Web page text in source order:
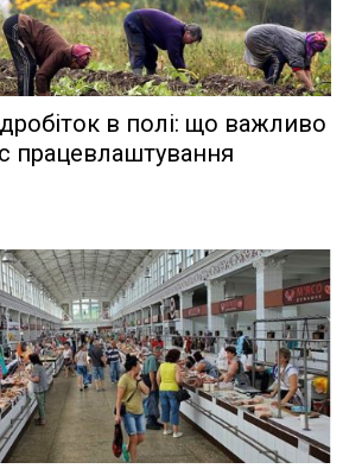
в полі: що важливо
працевлаштування